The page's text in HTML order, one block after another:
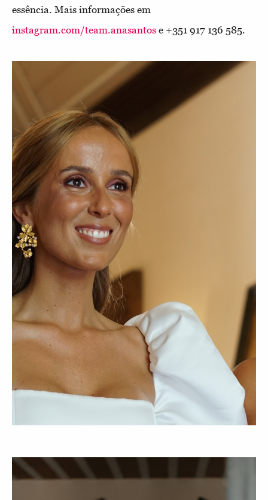
essência. Mais informações em
instagram.com/team.anasantos e +351 917 136 585.